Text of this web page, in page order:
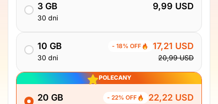
3 GB
30 dni
9,99 USD
10 GB
30 dni
- 18% OFF 17,21 USD
20,99 USD
POLECANY
20 GB - 22% OFF 22,22 USD